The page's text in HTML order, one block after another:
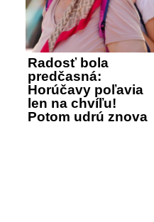
Radosť bola
predčasná:
Horúčavy poľavia
len na chvíľu!
Potom udrú znova